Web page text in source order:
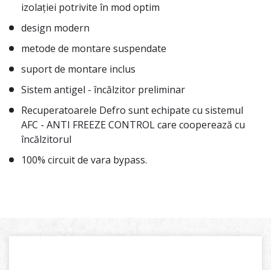
izolației potrivite în mod optim
design modern
metode de montare suspendate
suport de montare inclus
Sistem antigel - încălzitor preliminar
Recuperatoarele Defro sunt echipate cu sistemul
AFC - ANTI FREEZE CONTROL care cooperează cu
încălzitorul
100% circuit de vara bypass.